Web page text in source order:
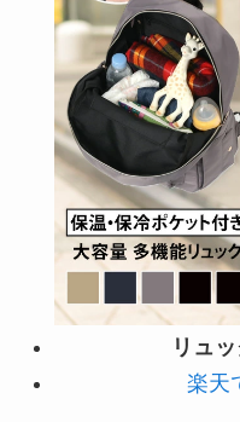
リュ
楽天